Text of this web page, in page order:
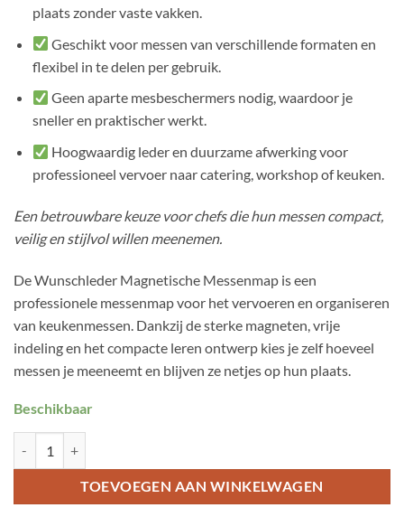
plaats zonder vaste vakken.
Geschikt voor messen van verschillende formaten en
flexibel in te delen per gebruik.
Geen aparte mesbeschermers nodig, waardoor je
sneller en praktischer werkt.
Hoogwaardig leder en duurzame afwerking voor
professioneel vervoer naar catering, workshop of keuken.
Een betrouwbare keuze voor chefs die hun messen compact,
veilig en stijlvol willen meenemen.
De Wunschleder Magnetische Messenmap is een
professionele messenmap voor het vervoeren en organiseren
van keukenmessen. Dankzij de sterke magneten, vrije
indeling en het compacte leren ontwerp kies je zelf hoeveel
messen je meeneemt en blijven ze netjes op hun plaats.
Beschikbaar
TOEVOEGEN AAN WINKELWAGEN